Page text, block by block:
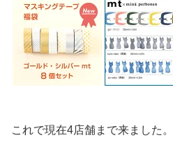
これで現在4店舗まで来ました。